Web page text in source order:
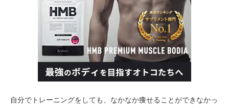
自分でトレーニングをしても、なかなか痩せることができなかっ